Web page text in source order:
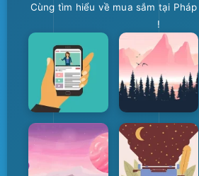
Cùng tìm hiểu về mua sắm tại
!